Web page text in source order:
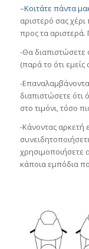
–Κοιτάτε πάντα
αριστερό σας
προς τα
-Θα διαπιστώσετε
(παρά το ότι εμείς
-
διαπιστώσετε ότι
στο τιμόνι, τόσο
-Κάνοντας αρκετή
χρησιμοποιήσετε
κάποια εμπόδια